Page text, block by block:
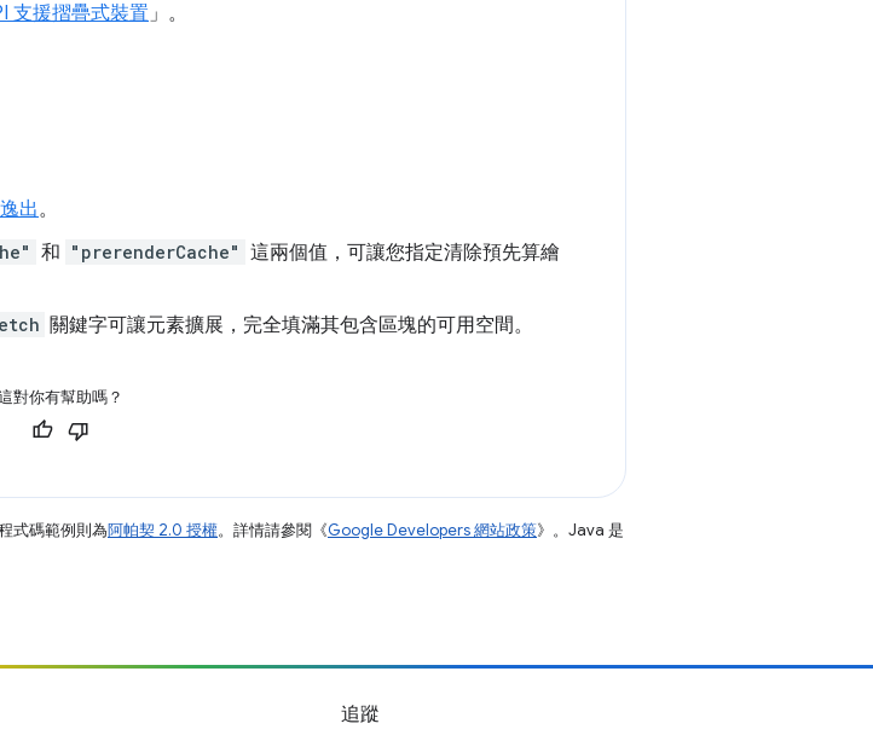
支援摺疊式裝置」。
出。
和 "prerenderCache" 這兩個值，可讓您指定清除預先算繪
關鍵字可讓元素擴展，完全填滿其包含區塊的可用空間。
對你有幫助嗎？
式碼範例則為阿帕契 2.0 授權。詳情請參閱《Google Developers 網站政策》。Java 是
追蹤